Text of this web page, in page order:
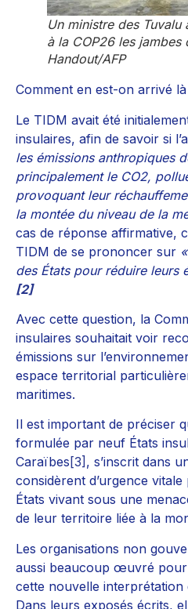
Un ministre des
à la COP26 les jambes
Handout/AFP
Comment en est-on arrivé
Le TIDM avait été
insulaires, afin de savoir si
les émissions anthropiques
principalement le CO2,
provoquant leur
la montée du niveau de la
cas de réponse affirmative,
TIDM de se prononcer sur
des États pour réduire leurs
[2]
Avec cette question, la
insulaires souhaitait voir
émissions sur
espace territorial
maritimes.
Il est important de préciser
formulée par neuf États
Caraïbes [3] , s’inscrit dans
considèrent d’urgence
États vivant sous une
de leur territoire liée à la
Les organisations non
aussi beaucoup œuvré
cette nouvelle interprétation
Dans leurs exposés écrits,